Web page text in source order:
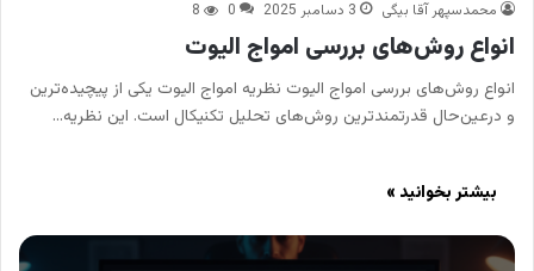
محمدسپهر آقا بیگی 3 دسامبر 2025 0
8
انواع روش‌های بررسی امواج الیوت
انواع روش‌های بررسی امواج الیوت نظریه امواج الیوت یکی از پیچیده‌ترین
و درعین‌حال قدرتمندترین روش‌های تحلیل تکنیکال است. این نظریه…
بیشتر بخوانید »